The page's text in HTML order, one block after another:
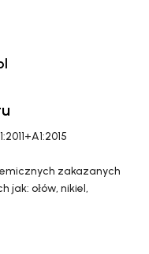
zakazanych
jak: ołów, nikiel,